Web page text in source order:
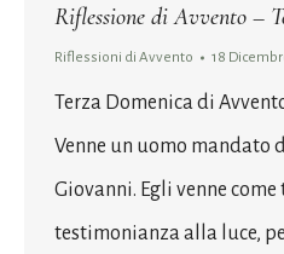
Riflessione di Avvento –
Riflessioni di Avvento 18
Terza Domenica di
Venne un uomo mandato
Giovanni. Egli venne
testimonianza alla luce,